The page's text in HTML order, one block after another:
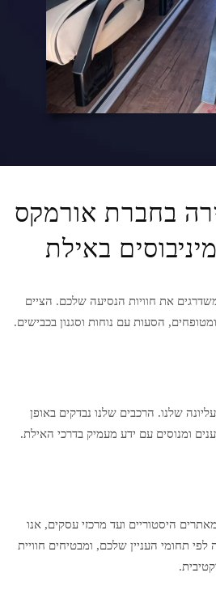
בחברת אורמקס
באילת
את חוויות הנסיעה שלכם. הציים
הסעות עם נוחות וסגנון בכבישים.
שלנו. הרכבים שלנו נבדקים באופן
ומנוסים עם ידע מעמיק בדרכי האילת.
היסטוריים ועד מרכזי עסקים, אנו
תחומי העניין שלכם, ומבטיחים חוויית